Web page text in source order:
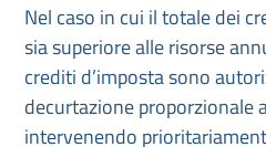
Nel caso in cui il totale dei
sia superiore alle risorse
crediti d’imposta sono
decurtazione proporzionale
intervenendo